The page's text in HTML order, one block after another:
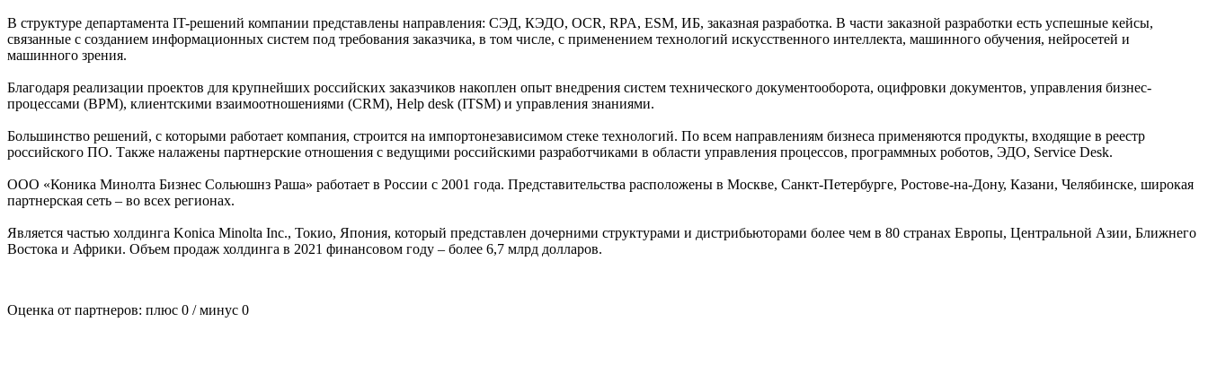
В структуре департамента IT-решений компании представлены направления: СЭД, КЭДО, OCR, RPA, ESM, ИБ, заказная разработка. В части заказной разработки есть успешные кейсы,
связанные с созданием информационных систем под требования заказчика, в том числе, с применением технологий искусственного интеллекта, машинного обучения, нейросетей и
машинного зрения.
Благодаря реализации проектов для крупнейших российских заказчиков накоплен опыт внедрения систем технического документооборота, оцифровки документов, управления бизнес-
процессами (BPM), клиентскими взаимоотношениями (CRM), Help desk (ITSM) и управления знаниями.
Большинство решений, с которыми работает компания, строится на импортонезависимом стеке технологий. По всем направлениям бизнеса применяются продукты, входящие в реестр
российского ПО. Также налажены партнерские отношения с ведущими российскими разработчиками в области управления процессов, программных роботов, ЭДО, Service Desk.
ООО «Коника Минолта Бизнес Сольюшнз Раша» работает в России с 2001 года. Представительства расположены в Москве, Санкт-Петербурге, Ростове-на-Дону, Казани, Челябинске, широкая
партнерская сеть – во всех регионах.
Является частью холдинга Konica Minolta Inc., Токио, Япония, который представлен дочерними структурами и дистрибьюторами более чем в 80 странах Европы, Центральной Азии, Ближнего
Востока и Африки. Объем продаж холдинга в 2021 финансовом году – более 6,7 млрд долларов.
Оценка от партнеров: плюс 0 / минус 0